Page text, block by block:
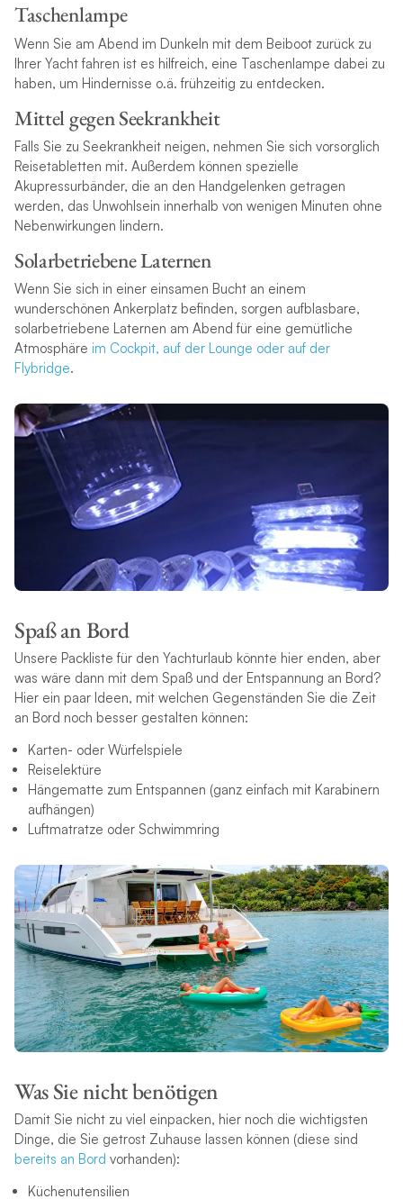
Taschenlampe
Wenn Sie am Abend im Dunkeln mit dem Beiboot zurück zu
Ihrer Yacht fahren ist es hilfreich, eine Taschenlampe dabei zu
haben, um Hindernisse o.ä. frühzeitig zu entdecken.
Mittel gegen Seekrankheit
Falls Sie zu Seekrankheit neigen, nehmen Sie sich vorsorglich
Reisetabletten mit. Außerdem können spezielle
Akupressurbänder, die an den Handgelenken getragen
werden, das Unwohlsein innerhalb von wenigen Minuten ohne
Nebenwirkungen lindern.
Solarbetriebene Laternen
Wenn Sie sich in einer einsamen Bucht an einem
wunderschönen Ankerplatz befinden, sorgen aufblasbare,
solarbetriebene Laternen am Abend für eine gemütliche
Atmosphäre im Cockpit, auf der Lounge oder auf der
Flybridge.
Spaß an Bord
Unsere Packliste für den Yachturlaub könnte hier enden, aber
was wäre dann mit dem Spaß und der Entspannung an Bord?
Hier ein paar Ideen, mit welchen Gegenständen Sie die Zeit
an Bord noch besser gestalten können:
Karten- oder Würfelspiele
Reiselektüre
Hängematte zum Entspannen (ganz einfach mit Karabinern
aufhängen)
Luftmatratze oder Schwimmring
Was Sie nicht benötigen
Damit Sie nicht zu viel einpacken, hier noch die wichtigsten
Dinge, die Sie getrost Zuhause lassen können (diese sind
bereits an Bord vorhanden):
Küchenutensilien